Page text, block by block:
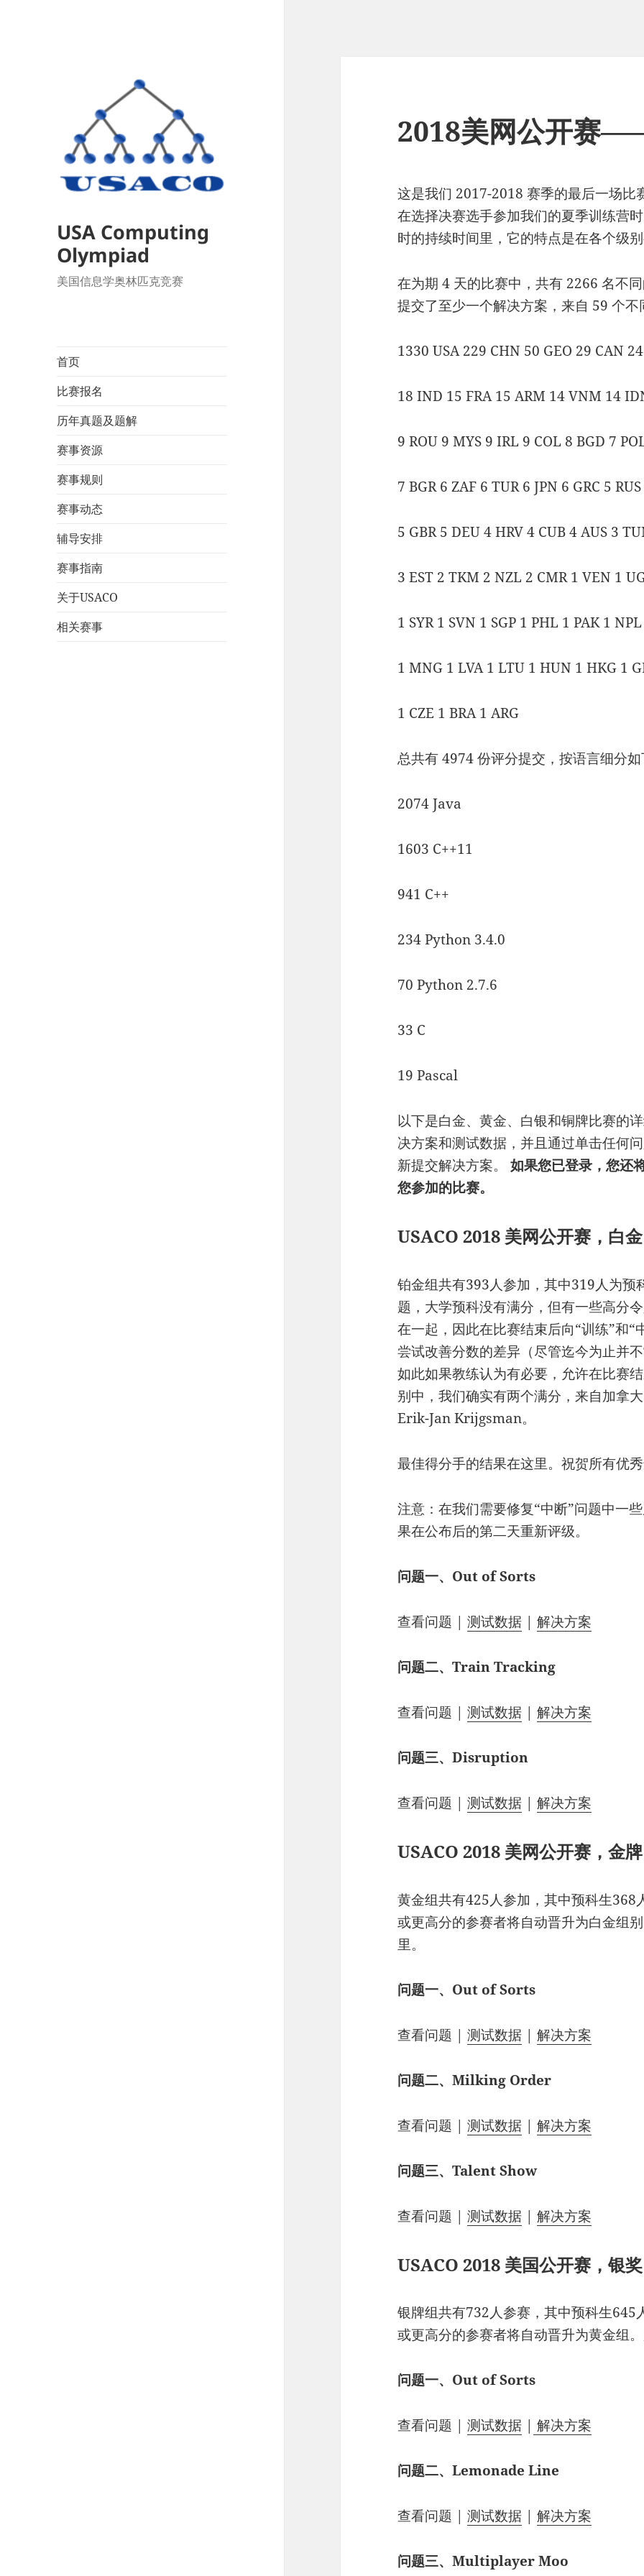
USA Computing
Olympiad
美国信息学奥林匹克竞赛
首页
比赛报名
历年真题及题解
赛事资源
赛事规则
赛事动态
辅导安排
赛事指南
关于USACO
相关赛事
2018美网公开赛
这是我们 2017-2018 赛季的最后一场比
在选择决赛选手参加我们的夏季训练营
时的持续时间里，它的特点是在各个级
在为期 4 天的比赛中，共有 2266 名不
提交了至少一个解决方案，来自 59 个不
1330 USA 229 CHN 50 GEO 29 CAN
18 IND 15 FRA 15 ARM 14 VNM 14
9 ROU 9 MYS 9 IRL 9 COL 8 BGD 7
7 BGR 6 ZAF 6 TUR 6 JPN 6 GRC 5
5 GBR 5 DEU 4 HRV 4 CUB 4 AUS 3
3 EST 2 TKM 2 NZL 2 CMR 1 VEN 1
1 SYR 1 SVN 1 SGP 1 PHL 1 PAK 1
1 MNG 1 LVA 1 LTU 1 HUN 1 HKG 1
1 CZE 1 BRA 1 ARG
总共有 4974 份评分提交，按语言细分如
2074 Java
1603 C++11
941 C++
234 Python 3.4.0
70 Python 2.7.6
33 C
19 Pascal
以下是白金、黄金、白银和铜牌比赛的
决方案和测试数据，并且通过单击任何
新提交解决方案。如果您已登录，您还
您参加的比赛。
USACO 2018 美网公开赛，白金
铂金组共有393人参加，其中319人为预
题，大学预科没有满分，但有一些高分
在一起，因此在比赛结束后向“训练”和
尝试改善分数的差异（尽管迄今为止并
如此如果教练认为有必要，允许在比赛
别中，我们确实有两个满分，来自加拿
Erik-Jan Krijgsman。
最佳得分手的结果在这里。祝贺所有优
注意：在我们需要修复“中断”问题中一
果在公布后的第二天重新评级。
问题一、Out of Sorts
查看问题 |测试数据 |解决方案
问题二、Train Tracking
查看问题 |测试数据 |解决方案
问题三、Disruption
查看问题 |测试数据 |解决方案
USACO 2018 美网公开赛，金牌
黄金组共有425人参加，其中预科生368
或更高分的参赛者将自动晋升为白金组
里。
问题一、Out of Sorts
查看问题 |测试数据 |解决方案
问题二、Milking Order
查看问题 |测试数据 |解决方案
问题三、Talent Show
查看问题 |测试数据 |解决方案
USACO 2018 美国公开赛，银奖
银牌组共有732人参赛，其中预科生645
或更高分的参赛者将自动晋升为黄金组
问题一、Out of Sorts
查看问题 |测试数据 | 解决方案
问题二、Lemonade Line
查看问题 |测试数据 |解决方案
问题三、Multiplayer Moo